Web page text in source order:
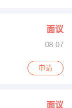
面议
08-07
申请
面议